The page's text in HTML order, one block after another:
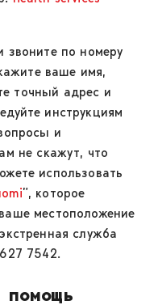
звоните по номеру
ваше имя,
точный адрес и
инструкциям
и
не скажут, что
использовать
”, которое
местоположение
служба
7542.
помощь